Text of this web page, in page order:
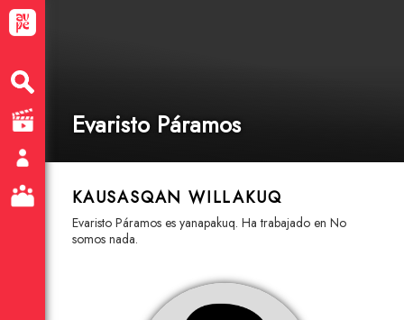
Evaristo Páramos
KAUSASQAN WILLAKUQ
Evaristo Páramos es yanapakuq. Ha trabajado en No
somos nada.